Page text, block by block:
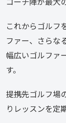
これからゴルフ
ファー、さらな
幅広いゴルファ
す。
提携先ゴルフ場
りレッスンを定